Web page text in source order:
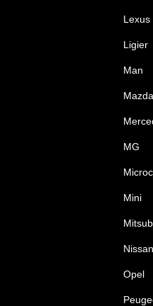
Lexus
Ligier
Man
Mazda
MG
Mini
Nissan
Opel